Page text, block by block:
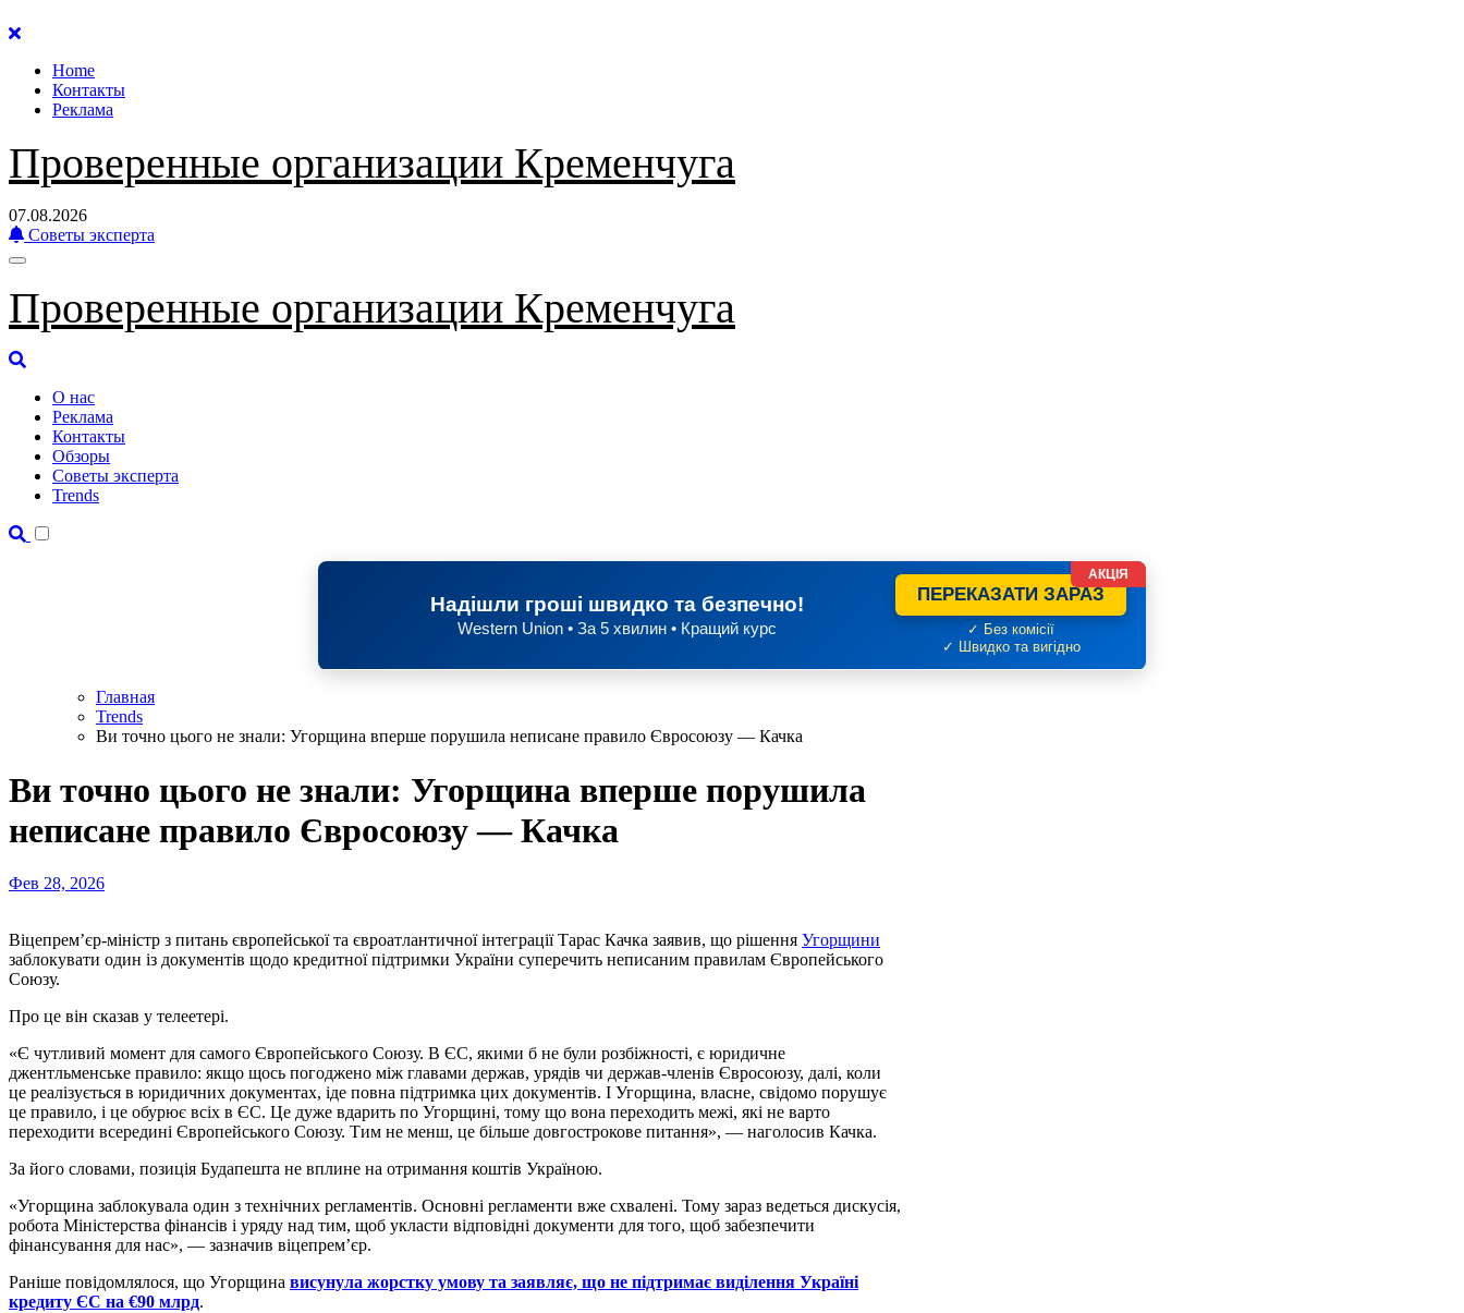
Перейти
содержанию
Home
Контакты
Реклама
Проверенные организации Кременчуга
07.08.2026
Советы эксперта
Проверенные организации Кременчуга
О нас
Реклама
Контакты
Обзоры
Советы эксперта
Trends
Надішли гроші швидко та безпечно!
Western Union • За 5 хвилин • Кращий курс
ПЕРЕКАЗАТИ ЗАРАЗ
✓ Без комісії
✓ Швидко та вигідно
АКЦІЯ
Главная
Trends
Ви точно цього не знали: Угорщина вперше порушила неписане правило Євросоюзу — Качка
Ви точно цього не знали: Угорщина вперше порушила
неписане правило Євросоюзу — Качка
Фев 28, 2026
Віцепрем’єр-міністр з питань європейської та євроатлантичної інтеграції Тарас Качка заявив, що рішення Угорщини
заблокувати один із документів щодо кредитної підтримки України суперечить неписаним правилам Європейського
Союзу.
Про це він сказав у телеетері.
«Є чутливий момент для самого Європейського Союзу. В ЄС, якими б не були розбіжності, є юридичне
джентльменське правило: якщо щось погоджено між главами держав, урядів чи держав-членів Євросоюзу, далі, коли
це реалізується в юридичних документах, іде повна підтримка цих документів. І Угорщина, власне, свідомо порушує
це правило, і це обурює всіх в ЄС. Це дуже вдарить по Угорщині, тому що вона переходить межі, які не варто
переходити всередині Європейського Союзу. Тим не менш, це більше довгострокове питання», — наголосив Качка.
За його словами, позиція Будапешта не вплине на отримання коштів Україною.
«Угорщина заблокувала один з технічних регламентів. Основні регламенти вже схвалені. Тому зараз ведеться дискусія,
робота Міністерства фінансів і уряду над тим, щоб укласти відповідні документи для того, щоб забезпечити
фінансування для нас», — зазначив віцепрем’єр.
Раніше повідомлялося, що Угорщина висунула жорстку умову та заявляє, що не підтримає виділення Україні
кредиту ЄС на €90 млрд.